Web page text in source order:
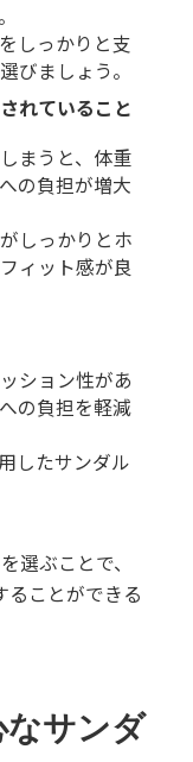
しっかりと支
びましょう。
れていること
まうと、体重
の負担が増大
しっかりとホ
ィット感が良
ション性があ
の負担を軽減
したサンダル
選ぶことで、
ることができる
なサンダ